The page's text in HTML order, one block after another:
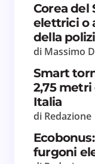
per il
Corea del
elettrici o
della
di Massimo
Smart
2,75
Italia
di Redazione
furgoni